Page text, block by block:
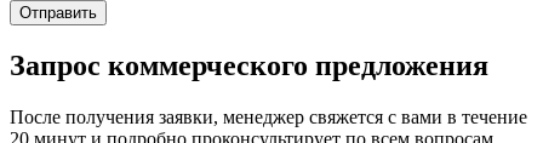
Отправить
Запрос коммерческого предложения
После получения заявки, менеджер свяжется с вами в течение
20 минут и подробно проконсультирует по всем вопросам.